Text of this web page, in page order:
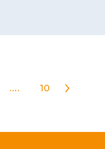
.... 10